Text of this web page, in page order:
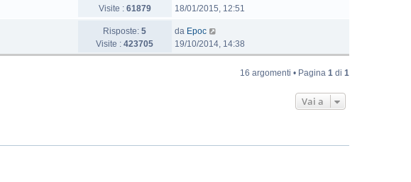
g
o
s
g
g
i
e
s
s
a
m
m
e
Visite : 61879
l
i
m
o
g
18/01/2015, 12:51
Risposte: 5
Visite : 423705
U
l
t
s
da Epoc
19/10/2014, 14:38
16 argomenti • Pagina 1 di 1
Vai a